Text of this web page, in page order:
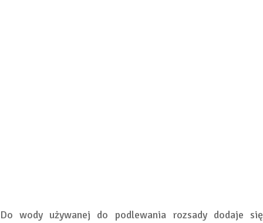
Do wody używanej do podlewania rozsady dodaje się